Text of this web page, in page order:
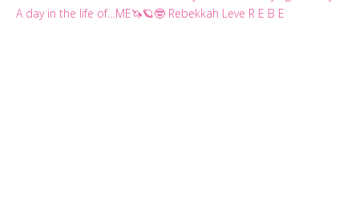
A day in the life of…ME🦄🪐🤓 Rebekkah Leve R E B E